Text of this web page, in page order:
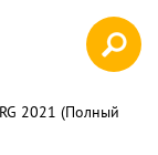
2021 (Полный